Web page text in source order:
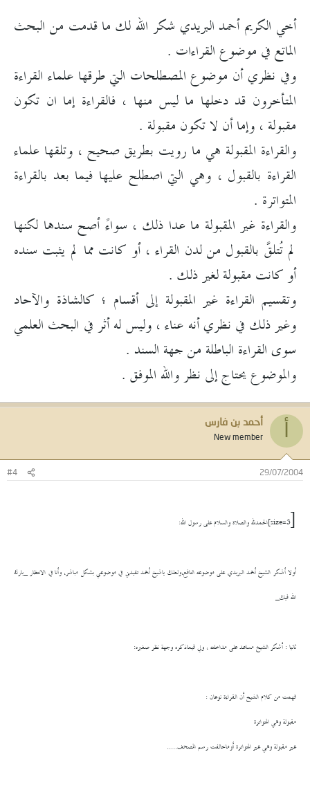
أخي الكريم أحمد البريدي شكر الله لك ما قدمت من البحث
الماتع في موضوع القراءات .
وفي نظري أن موضوع المصطلحات التي طرقها علماء القراءة
المتأخرون قد دخلها ما ليس منها ، فالقراءة إما ان تكون
مقبولة ، وإما أن لا تكون مقبولة .
والقراءة المقبولة هي ما رويت بطريق صحيح ، وتلقها علماء
القراءة بالقبول ، وهي التي اصطلح عليها فيما بعد بالقراءة
المتواترة .
والقراءة غير المقبولة ما عدا ذلك ، سواءً أصح سندها لكنها
لم تُتلقَّ بالقبول من لدن القراء ، أو كانت مما لم يثبت سنده
أو كانت مقبولة لغير ذلك .
وتقسيم القراءة غير المقبولة إلى أقسام ؛ كالشاذة والآحاد
وغير ذلك في نظري أنه عناء ، وليس له أثر في البحث العلمي
سوى القراءة الباطلة من جهة السند .
والموضوع يحتاج إلى نظر والله الموفق .
أحمد بن فارس
New member
29/07/2004
#4
[
size=3] الحمدلله والصلاة والسلام على رسول الله:
أولا أشكر الشيخ أحمد البريدي على موضوعه النافع،ولعلك ياشيخ أحمد تفيدني في موضوعي بشكل مباشر، وأنا في الانتظار _بارك
الله فيك_
ثانيا : أشكر الشيخ مساعد على مداخلته ، ولي فيماذكره وجهة نظر صغيره:
فهمت من كلام الشيخ أن القراءة نوعان :
مقبولة وهي المتواترة
غير مقبولة وهي غير المتواترة أوماخالفت رسم المصحف.....